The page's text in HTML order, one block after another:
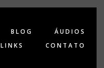
BLOG
ÁUDIOS
LINKS
CONTATO